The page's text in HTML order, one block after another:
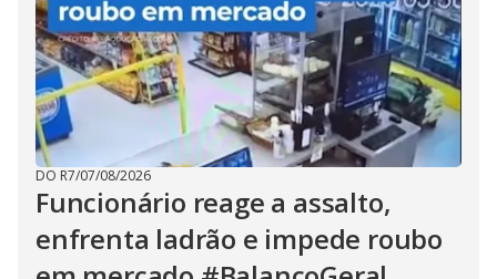
DO R7/07/08/2026
Funcionário reage a assalto,
enfrenta ladrão e impede roubo